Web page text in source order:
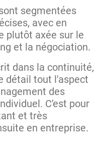
segmentées
avec en
plutôt axée sur le
et la négociation.
dans la continuité,
détail tout l'aspect
des
C'est pour
et très
en entreprise.